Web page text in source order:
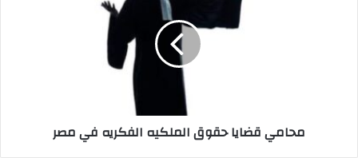
محامي قضايا حقوق الملكيه الفكريه في مصر